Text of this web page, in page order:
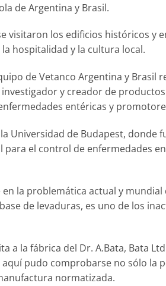
de Argentina y Brasil.
visitaron los edificios históricos y
hospitalidad y la cultura local.
de Vetanco Argentina y Brasil
y creador de
entéricas y
Universidad de Budapest, donde
el control de enfermedades
la problemática actual y
de levaduras, es uno de los
a la fábrica del Dr. A.Bata, Bata
pudo comprobarse no sólo la
normatizada.